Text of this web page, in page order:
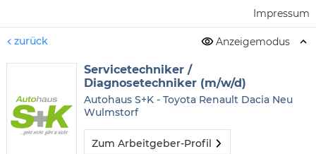
Impressum
zurück Anzeigemodus
Servicetechniker /
Diagnosetechniker (m/w/d)
Autohaus S+K - Toyota Renault Dacia Neu
Wulmstorf
Zum Arbeitgeber-Profil